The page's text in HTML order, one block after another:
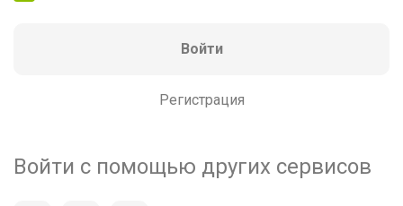
Войти
Регистрация
Войти с помощью других сервисов